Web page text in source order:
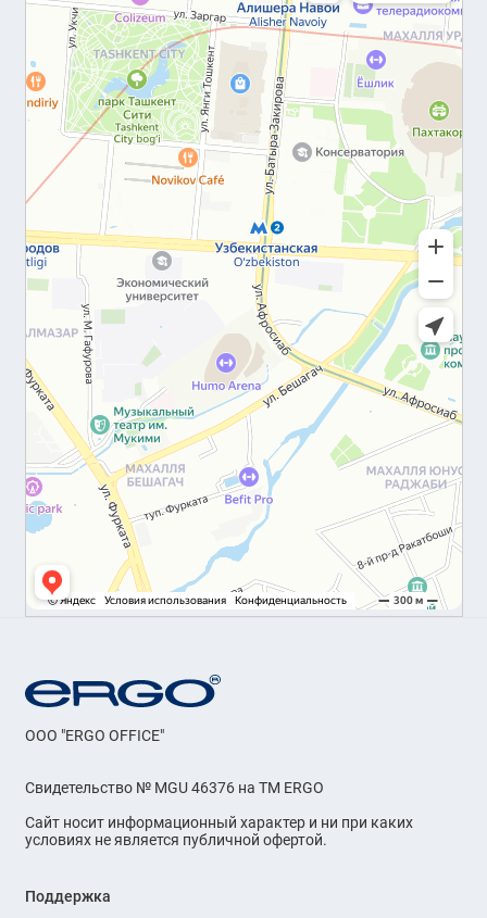
OOO "ERGO OFFICE"
Свидетельство № MGU 46376 на ТМ ERGO
Сайт носит информационный характер и ни при каких
условиях не является публичной офертой.
Поддержка